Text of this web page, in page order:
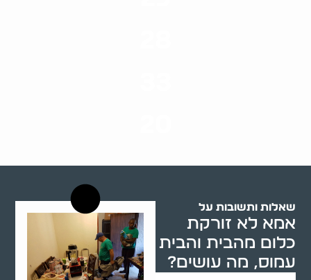
שאלות ותשובות על
אמא לא זורקת
כלום מהבית והבית
עמוס, מה עושים?